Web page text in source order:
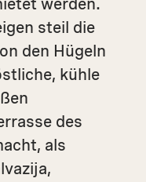
werden.
steil die
den Hügeln
kühle
des
als